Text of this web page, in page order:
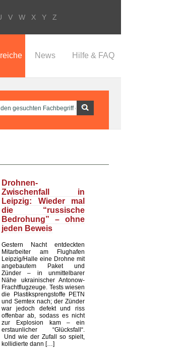
V W X Y Z
News Hilfe & FAQ
Drohnen-
Zwischenfall in
Leipzig: Wieder mal
die “russische
Bedrohung” – ohne
jeden Beweis
Gestern Nacht entdeckten
Mitarbeiter am Flughafen
Leipzig/Halle eine Drohne mit
angebautem Paket und
Zünder – in unmittelbarer
Nähe ukrainischer Antonow-
Frachtflugzeuge. Tests wiesen
die Plastiksprengstoffe PETN
und Semtex nach; der Zünder
war jedoch defekt und riss
offenbar ab, sodass es nicht
zur Explosion kam – ein
erstaunlicher “Glücksfall“.
Und wie der Zufall so spielt,
kollidierte dann […]